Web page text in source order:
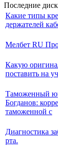
Последние
Какие типы
держателей
Мелбет RU
Какую
поставить на
Таможенный
Богданов:
таможенной с
Диагностика
рта.